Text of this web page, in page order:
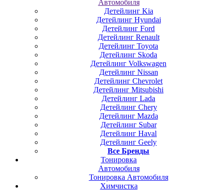
Автомобиля
Детейлинг Kia
Детейлинг Hyundai
Детейлинг Ford
Детейлинг Renault
Детейлинг Toyota
Детейлинг Skoda
Детейлинг Volkswagen
Детейлинг Nissan
Детейлинг Chevrolet
Детейлинг Mitsubishi
Детейлинг Lada
Детейлинг Chery
Детейлинг Mazda
Детейлинг Subar
Детейлинг Haval
Детейлинг Geely
Все Бренды
Тонировка
Автомобиля
Тонировка Автомобиля
Химчистка